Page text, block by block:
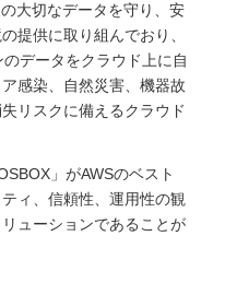
大切なデータを守り、安
提供に取り組んでおり、
データをクラウド上に自
感染、自然災害、機器故
リスクに備えるクラウド
」がAWSのベスト
ィ、信頼性、運用性の観
ューションであることが